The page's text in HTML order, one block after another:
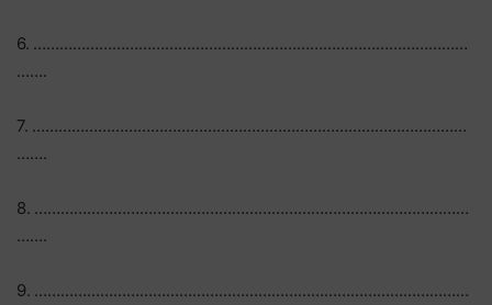
6. ………………………………………………………………………………………
…….
7. ………………………………………………………………………………………
…….
8. ………………………………………………………………………………………
…….
9. ………………………………………………………………………………………